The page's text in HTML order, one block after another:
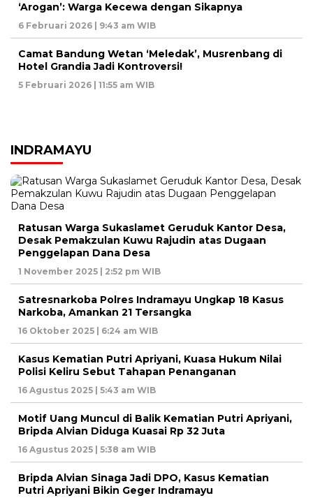
‘Arogan’: Warga Kecewa dengan Sikapnya
6 Februari 2026 | 9:43 am WIB
Camat Bandung Wetan ‘Meledak’, Musrenbang di
Hotel Grandia Jadi Kontroversi!
5 Februari 2026 | 11:55 am WIB
INDRAMAYU
Ratusan Warga Sukaslamet Geruduk Kantor Desa,
Desak Pemakzulan Kuwu Rajudin atas Dugaan
Penggelapan Dana Desa
1 November 2025 | 2:52 pm WIB
Satresnarkoba Polres Indramayu Ungkap 18 Kasus
Narkoba, Amankan 21 Tersangka
16 Oktober 2025 | 6:24 am WIB
Kasus Kematian Putri Apriyani, Kuasa Hukum Nilai
Polisi Keliru Sebut Tahapan Penanganan
16 Agustus 2025 | 5:43 am WIB
Motif Uang Muncul di Balik Kematian Putri Apriyani,
Bripda Alvian Diduga Kuasai Rp 32 Juta
16 Agustus 2025 | 5:38 am WIB
Bripda Alvian Sinaga Jadi DPO, Kasus Kematian
Putri Apriyani Bikin Geger Indramayu